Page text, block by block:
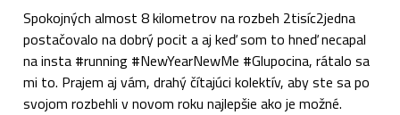
Spokojných almost 8 kilometrov na rozbeh 2tisíc2jedna
postačovalo na dobrý pocit a aj keď som to hneď necapal
na insta #running #NewYearNewMe #Glupocina, rátalo sa
mi to. Prajem aj vám, drahý čítajúci kolektív, aby ste sa po
svojom rozbehli v novom roku najlepšie ako je možné.